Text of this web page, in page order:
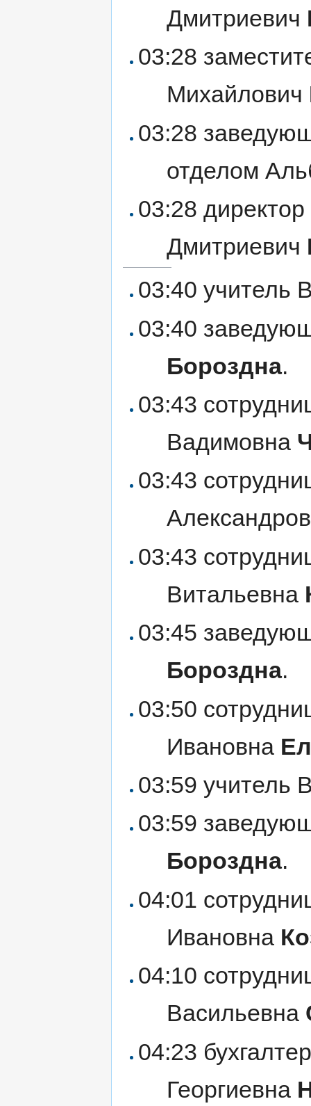
Дмитриевич
03:28
Михайлович
03:28
отделом
03:28
Дмитриевич
03:40 учитель
03:40
Бороздна.
03:43
Вадимовна
03:43
03:43
Витальевна
03:45
Бороздна.
03:50
Ивановна
03:59 учитель
03:59
Бороздна.
04:01
Ивановна
04:10
Васильевна
04:23
Георгиевна